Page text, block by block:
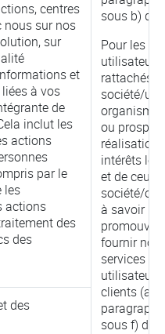
sous b) du
Pour les
utilisateurs
rattachés
société/un
organisme
ou
réalisation
intérêts
et de ceux
société/
à savoir
fournir nos
services
utilisateurs
clients
sous f) du
centres
nous sur nos
sur
et
à vos
de
inclut les
actions
par le
les
actions
des
des
des